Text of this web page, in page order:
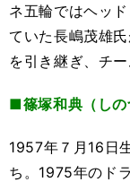
ネ五輪ではヘッ
ていた長嶋茂雄
を引き継ぎ、チ
■篠塚和典（しの
1957年７月16日
ち。1975年のド